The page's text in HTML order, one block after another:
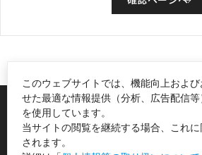
このウェブサイトでは、機能向上およ
せた最適な情報提供（分析、広告配信
を使用しています。
当サイトの閲覧を継続する場合、これ
されます。
一般社団法人